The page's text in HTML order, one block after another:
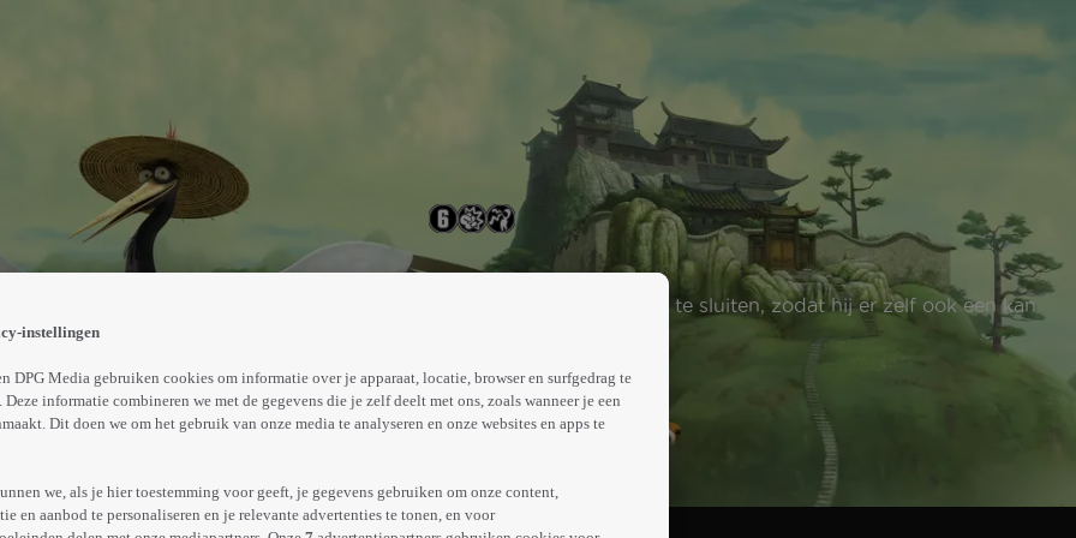
Zijn grootste wens is om zich bij de vijf Kung Fu-Meesters aan te sluiten, zodat hij er zelf ook een kan
Abonneren op Videoland
instellingen
DPG Media gebruiken cookies om informatie over je apparaat, locatie, browser en surfgedrag te
Deze informatie combineren we met de gegevens die je zelf deelt met ons, zoals wanneer je een
Dit doen we om het gebruik van onze media te analyseren en onze websites en apps te
we, als je hier toestemming voor geeft, je gegevens gebruiken om onze content,
en aanbod te personaliseren en je relevante advertenties te tonen, en voor